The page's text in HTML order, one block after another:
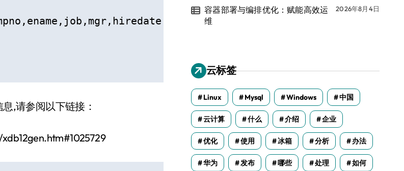
AS "RESULT"
,请参阅以下链接：
容器部署与编排优化：赋能高效运
维
2026年8月4日
云标签
Linux Mysql Windows 中国
云计算 什么 介绍 企业
优化 使用 冰箱 分析 办法
华为 发布 哪些 处理 如何